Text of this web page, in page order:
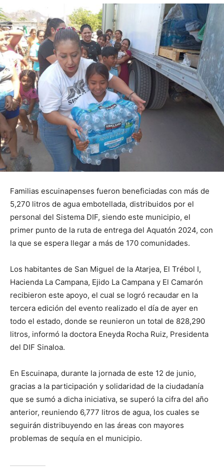
Familias escuinapenses fueron beneficiadas con más de
5,270 litros de agua embotellada, distribuidos por el
personal del Sistema DIF, siendo este municipio, el
primer punto de la ruta de entrega del Aquatón 2024, con
la que se espera llegar a más de 170 comunidades.
Los habitantes de San Miguel de la Atarjea, El Trébol I,
Hacienda La Campana, Ejido La Campana y El Camarón
recibieron este apoyo, el cual se logró recaudar en la
tercera edición del evento realizado el día de ayer en
todo el estado, donde se reunieron un total de 828,290
litros, informó la doctora Eneyda Rocha Ruiz, Presidenta
del DIF Sinaloa.
En Escuinapa, durante la jornada de este 12 de junio,
gracias a la participación y solidaridad de la ciudadanía
que se sumó a dicha iniciativa, se superó la cifra del año
anterior, reuniendo 6,777 litros de agua, los cuales se
seguirán distribuyendo en las áreas con mayores
problemas de sequía en el municipio.